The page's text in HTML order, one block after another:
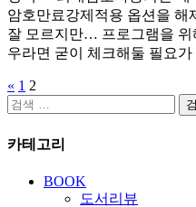
암호만료강제적용 옵션을
잘 모르지만… 프로그램을 위
우라면 굳이 체크해둘 필요
글
페
이
« 1 2
검
카테고리
BOOK
도서리뷰